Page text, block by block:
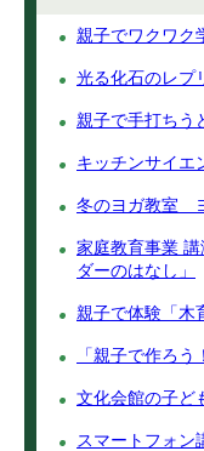
親子でワクワク
光る化石のレプ
親子で手打ちう
キッチンサイエ
冬のヨガ教室
家庭教育事業
ダーのはなし」
親子で体験「木
「親子で作ろ
文化会館の子ど
スマートフォン